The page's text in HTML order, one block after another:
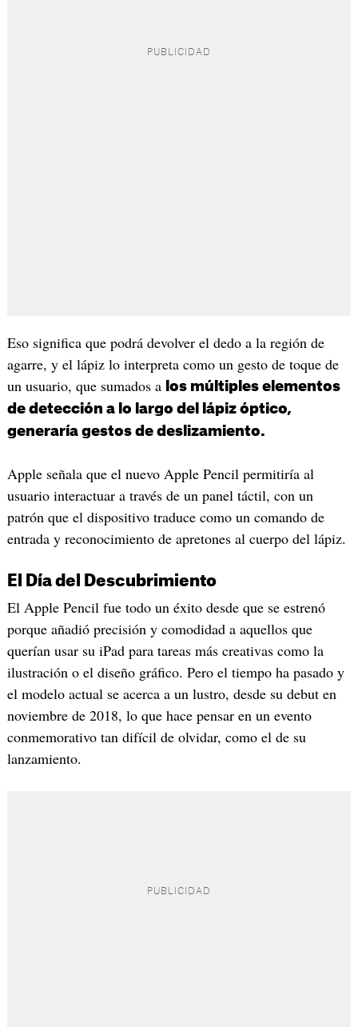
Eso significa que podrá devolver el dedo a la región de
agarre, y el lápiz lo interpreta como un gesto de toque de
un usuario, que sumados a los múltiples elementos
de detección a lo largo del lápiz óptico,
generaría gestos de deslizamiento.
Apple señala que el nuevo Apple Pencil permitiría al
usuario interactuar a través de un panel táctil, con un
patrón que el dispositivo traduce como un comando de
entrada y reconocimiento de apretones al cuerpo del lápiz.
El Día del Descubrimiento
El Apple Pencil fue todo un éxito desde que se estrenó
porque añadió precisión y comodidad a aquellos que
querían usar su iPad para tareas más creativas como la
ilustración o el diseño gráfico. Pero el tiempo ha pasado y
el modelo actual se acerca a un lustro, desde su debut en
noviembre de 2018, lo que hace pensar en un evento
conmemorativo tan difícil de olvidar, como el de su
lanzamiento.